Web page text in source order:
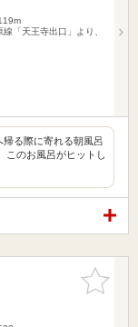
「天王寺出口」より、
る際に寄れる朝風呂
このお風呂がヒットし
お気に入
りに追加